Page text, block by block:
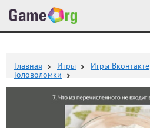
Главная Игры Игры Вконтакте
Головоломки